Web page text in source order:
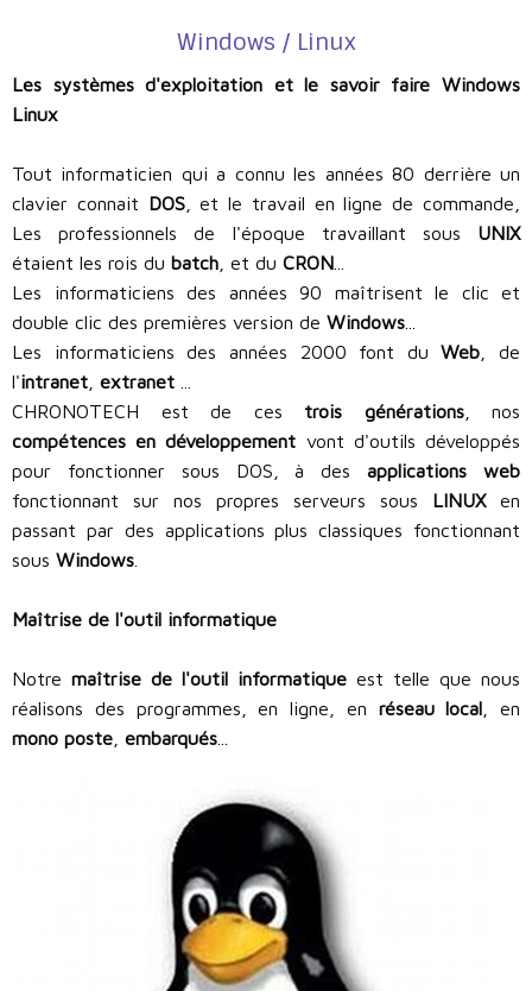
Windows / Linux
Les systèmes d'exploitation et le savoir faire Windows
Linux
Tout informaticien qui a connu les années 80 derrière un
clavier connait
DOS, et le travail en ligne de commande,
Les professionnels de l'époque travaillant sous UNIX
étaient les rois du batch , et du CRON
Les informaticiens des années 90 maîtrisent le clic et
double clic des premières version de Windows
Les informaticiens des années 2000 font duWeb , de
l'intranet extranet
CHRONOTECH est de ces trois générations, nos
compétences en développement vont d'outils développés
pour fonctionner sous DOS, à desapplications web
fonctionnant sur nos propres serveurs sous
LINUXen
passant par des applications plus classiques fonctionnant
sous Windows
Maîtrise de l'outil informatique
Notre maîtrise de l'outil informatique est telle que nous
réalisons des programmes, en ligne, en réseau local , en
mono poste embarqués